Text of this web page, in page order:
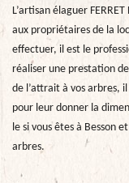
L’artisan élaguer
aux propriétaires de la
effectuer, il est le
réaliser une prestation
de l’attrait à vos arbres,
pour leur donner la
le si vous êtes à Besson
arbres.